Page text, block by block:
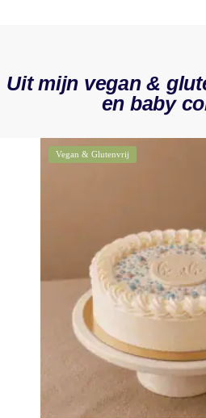
Uit mijn vegan &
en baby
Vegan & Glutenvrij